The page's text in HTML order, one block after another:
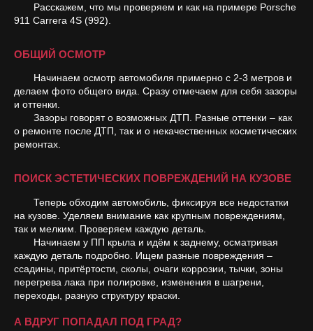
Расскажем, что мы проверяем и как на примере Porsche
911 Carrera 4S (992).
ОБЩИЙ ОСМОТР
Начинаем осмотр автомобиля примерно с 2-3 метров и
делаем фото общего вида. Сразу отмечаем для себя зазоры
и оттенки.
Зазоры говорят о возможных ДТП. Разные оттенки – как
о ремонте после ДТП, так и о некачественных косметических
ремонтах.
ПОИСК ЭСТЕТИЧЕСКИХ ПОВРЕЖДЕНИЙ НА КУЗОВЕ
Теперь обходим автомобиль, фиксируя все недостатки
на кузове. Уделяем внимание как крупным повреждениям,
так и мелким. Проверяем каждую деталь.
Начинаем у ПП крыла и идём к заднему, осматривая
каждую деталь подробно. Ищем разные повреждения –
ссадины, притёртости, сколы, очаги коррозии, тычки, зоны
перегрева лака при полировке, изменения в шагрени,
переходы, разную структуру краски.
А ВДРУГ ПОПАДАЛ ПОД ГРАД?